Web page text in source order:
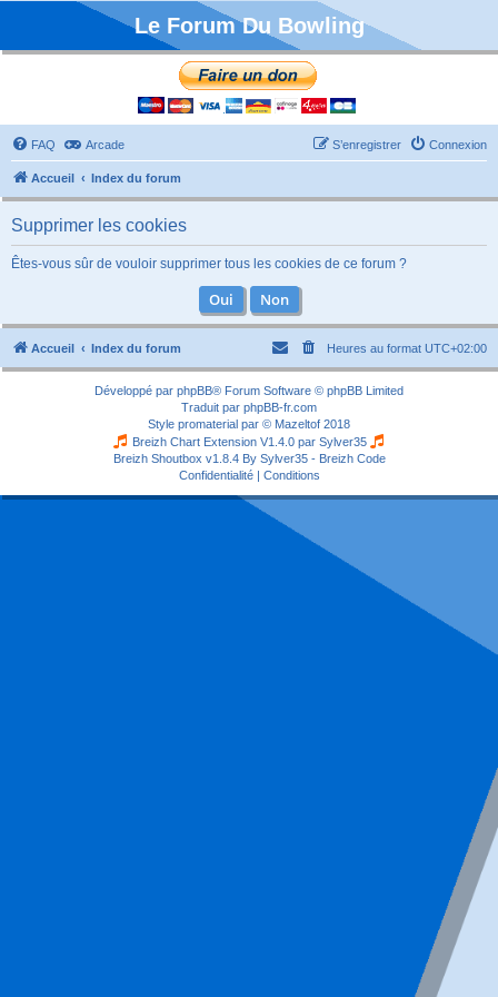
Le Forum Du Bowling
FAQ Arcade Connexion
S’enregistrer
Accueil Index du forum
Supprimer les cookies
Êtes-vous sûr de vouloir supprimer tous les cookies de ce forum ?
Accueil Index du forum Heures au format UTC+02:00
Développé par phpBB® Forum Software © phpBB Limited
Traduit par phpBB-fr.com
Style promaterial par © Mazeltof 2018
Breizh Chart Extension V1.4.0 par Sylver35
Breizh Shoutbox v1.8.4 By Sylver35 - Breizh Code
Confidentialité| Conditions